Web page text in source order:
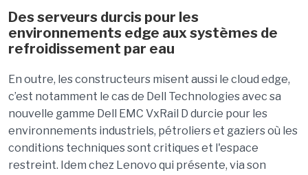
Des serveurs durcis pour les
environnements edge aux systèmes de
refroidissement par eau
En outre, les constructeurs misent aussi le cloud edge,
c’est notamment le cas de Dell Technologies avec sa
nouvelle gamme Dell EMC VxRail D durcie pour les
environnements industriels, pétroliers et gaziers où les
conditions techniques sont critiques et l'espace
restreint. Idem chez Lenovo qui présente, via son